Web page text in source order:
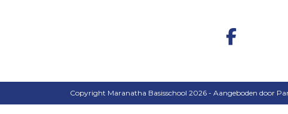
Copyright Maranatha Basisschool 2026 - Aangeboden door